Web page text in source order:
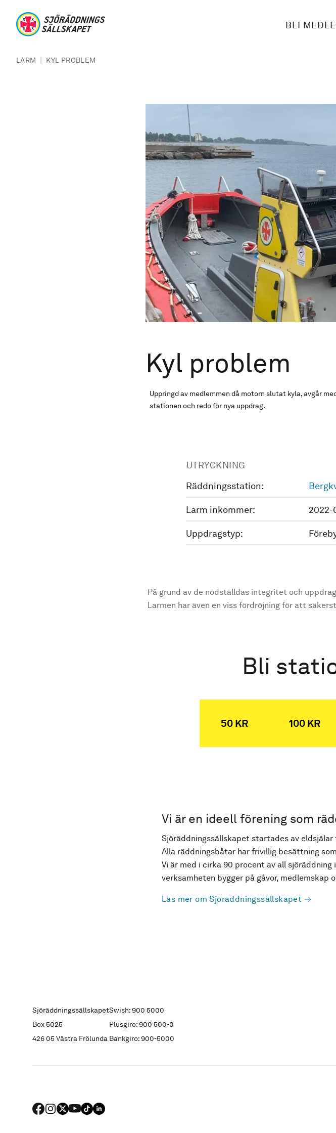
BLI
LARM | KYL PROBLEM
Kyl problem
Uppringd av medlemmen då motorn slutat kyla, avgår
stationen och redo för nya uppdrag.
UTRYCKNING
Räddningsstation:
Larm inkommer: 2022-
Uppdragstyp:
På grund av de nödställdas integritet och
Larmen har även en viss fördröjning för att
Bli
50 KR 100 KR
Vi är en ideell förening som
Sjöräddningssällskapet startades av
Alla räddningsbåtar har frivillig besättning
Vi är med i cirka 90 procent av all
verksamheten bygger på gåvor, medlemskap
Läs mer om Sjöräddningssällskapet
Sjöräddningssällskapet
Box 5025
426 05 Västra Frölunda
Swish: 900 5000
Plusgiro: 900 500-0
Bankgiro: 900-5000
FACEBOOK
Instagram
X YouTube
TIKTOKLINKED IN